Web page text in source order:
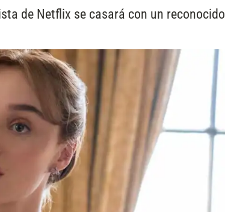
de Netflix se casará con un reconocido